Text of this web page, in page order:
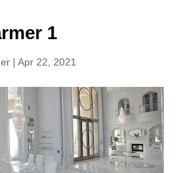
1
| Apr 22, 2021